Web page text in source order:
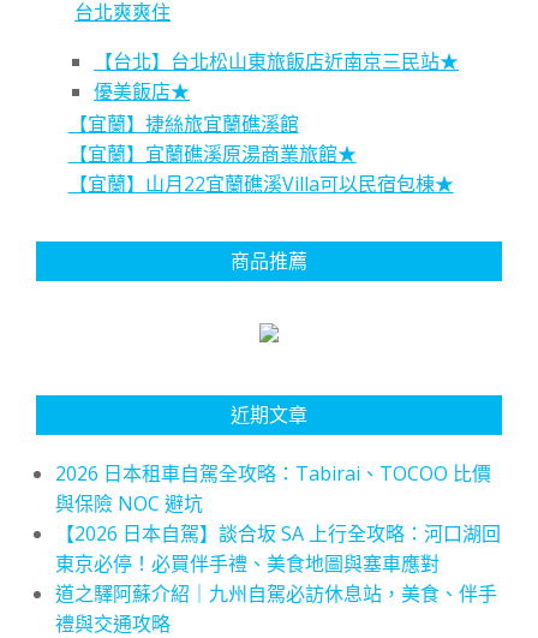
台北爽爽住
【台北】台北松山東旅飯店近南京三民站★
優美飯店★
【宜蘭】捷絲旅宜蘭礁溪館
【宜蘭】宜蘭礁溪原湯商業旅館★
【宜蘭】山月22宜蘭礁溪Villa可以民宿包棟★
商品推薦
近期文章
2026 日本租車自駕全攻略：Tabirai、TOCOO 比價
與保險 NOC 避坑
【2026 日本自駕】談合坂 SA 上行全攻略：河口湖回
東京必停！必買伴手禮、美食地圖與塞車應對
道之驛阿蘇介紹｜九州自駕必訪休息站，美食、伴手
禮與交通攻略